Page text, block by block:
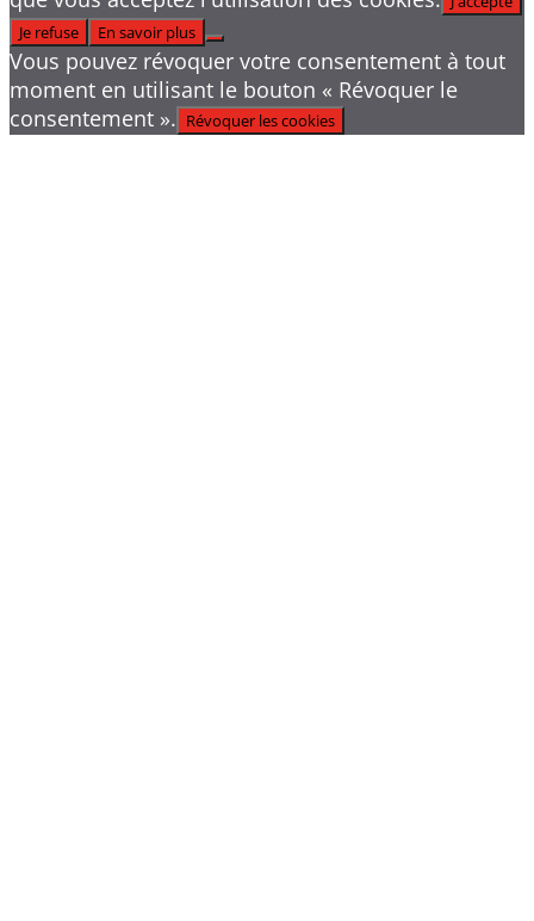
Je refuse
En savoir plus
Vous pouvez révoquer votre consentement à tout
moment en utilisant le bouton « Révoquer le
consentement ». Révoquer les cookies